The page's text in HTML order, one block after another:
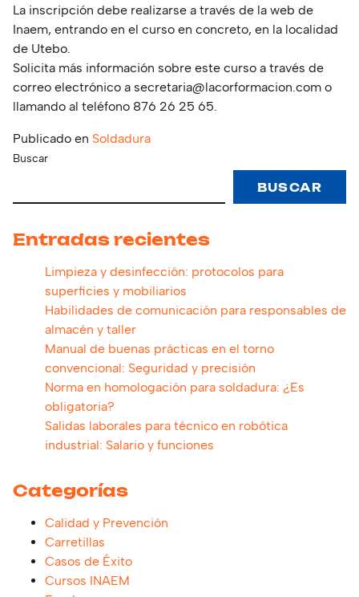
La inscripción debe realizarse a través de la web de
Inaem, entrando en el curso en concreto, en la localidad
de Utebo.
Solicita más información sobre este curso a través de
correo electrónico a secretaria@lacorformacion.com o
llamando al teléfono 876 26 25 65.
Publicado en Soldadura
Buscar
BUSCAR
Entradas recientes
Limpieza y desinfección: protocolos para
superficies y mobiliarios
Habilidades de comunicación para responsables de
almacén y taller
Manual de buenas prácticas en el torno
convencional: Seguridad y precisión
Norma en homologación para soldadura: ¿Es
obligatoria?
Salidas laborales para técnico en robótica
industrial: Salario y funciones
Categorías
Calidad y Prevención
Carretillas
Casos de Éxito
Cursos INAEM